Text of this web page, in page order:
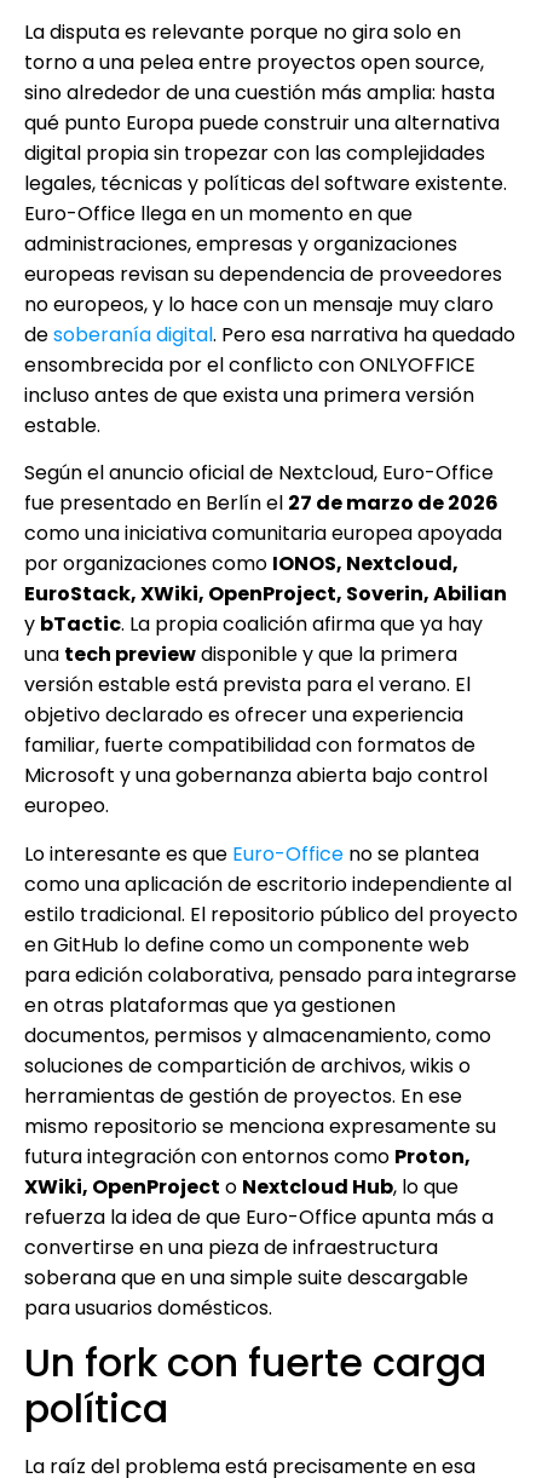
La disputa es relevante porque no gira solo en
torno a una pelea entre proyectos open source,
sino alrededor de una cuestión más amplia: hasta
qué punto Europa puede construir una alternativa
digital propia sin tropezar con las complejidades
legales, técnicas y políticas del software existente.
Euro-Office llega en un momento en que
administraciones, empresas y organizaciones
europeas revisan su dependencia de proveedores
no europeos, y lo hace con un mensaje muy claro
desoberanía digital. Pero esa narrativa ha quedado
ensombrecida por el conflicto con ONLYOFFICE
incluso antes de que exista una primera versión
estable.
Según el anuncio oficial de Nextcloud, Euro-Office
fue presentado en Berlín el 27 de marzo de 2026
como una iniciativa comunitaria europea apoyada
por organizaciones como IONOS, Nextcloud,
EuroStack, XWiki, OpenProject, Soverin, Abilian
y bTactic. La propia coalición afirma que ya hay
una tech previewdisponible y que la primera
versión estable está prevista para el verano. El
objetivo declarado es ofrecer una experiencia
familiar, fuerte compatibilidad con formatos de
Microsoft y una gobernanza abierta bajo control
europeo.
Lo interesante es que Euro-Office no se plantea
como una aplicación de escritorio independiente al
estilo tradicional. El repositorio público del proyecto
en GitHub lo define como un componente web
para edición colaborativa, pensado para integrarse
en otras plataformas que ya gestionen
documentos, permisos y almacenamiento, como
soluciones de compartición de archivos, wikis o
herramientas de gestión de proyectos. En ese
mismo repositorio se menciona expresamente su
futura integración con entornos como Proton,
XWiki, OpenProject o Nextcloud Hub, lo que
refuerza la idea de que Euro-Office apunta más a
convertirse en una pieza de infraestructura
soberana que en una simple suite descargable
para usuarios domésticos.
Un fork con fuerte carga
política
La raíz del problema está precisamente en esa